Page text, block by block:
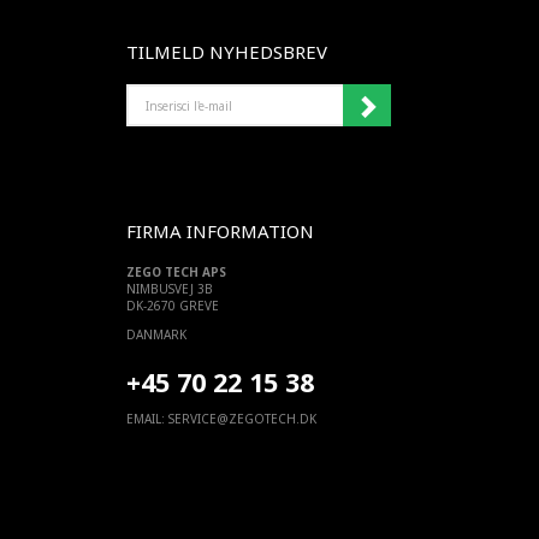
TILMELD NYHEDSBREV
MAIL
FIRMA INFORMATION
ZEGO TECH APS
NIMBUSVEJ 3B
DK-2670 GREVE
DANMARK
+45 70 22 15 38
EMAIL: SERVICE@ZEGOTECH.DK